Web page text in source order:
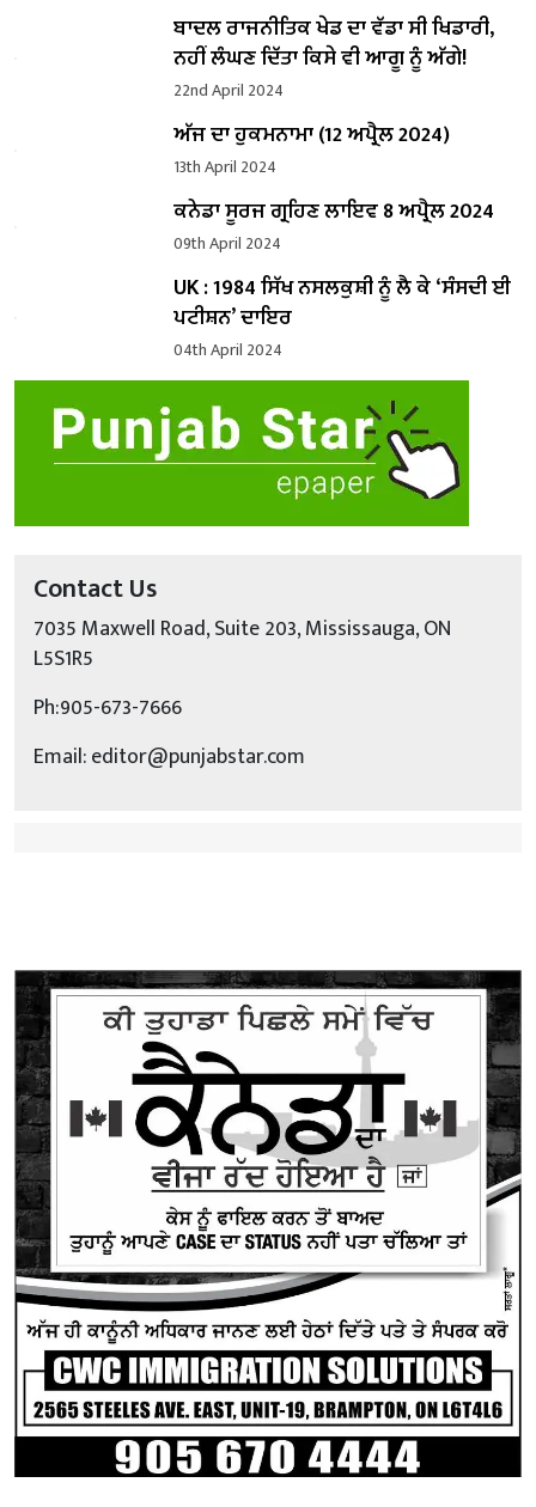
ਬਾਦਲ ਰਾਜਨੀਤਿਕ ਖੇਡ ਦਾ ਵੱਡਾ ਸੀ ਖਿਡਾਰੀ,
ਨਹੀਂ ਲੰਘਣ ਦਿੱਤਾ ਕਿਸੇ ਵੀ ਆਗੂ ਨੂੰ ਅੱਗੇ!
22nd April 2024
ਅੱਜ ਦਾ ਹੁਕਮਨਾਮਾ (12 ਅਪ੍ਰੈਲ 2024)
13th April 2024
ਕਨੇਡਾ ਸੂਰਜ ਗ੍ਰਹਿਣ ਲਾਇਵ 8 ਅਪ੍ਰੈਲ 2024
09th April 2024
UK : 1984 ਸਿੱਖ ਨਸਲਕੁਸ਼ੀ ਨੂੰ ਲੈ ਕੇ ‘ਸੰਸਦੀ ਈ
ਪਟੀਸ਼ਨ’ ਦਾਇਰ
04th April 2024
Contact Us
7035 Maxwell Road, Suite 203, Mississauga, ON
L5S1R5
Ph:905-673-7666
Email: editor@punjabstar.com